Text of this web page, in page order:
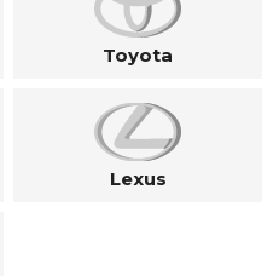
Toyota
Lexus